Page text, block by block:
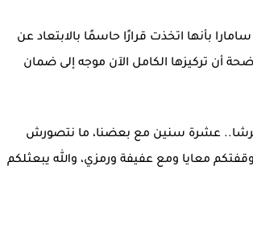
بأنها اتخذت قرارًا حاسمًا بالابتعاد عن
أن تركيزها الكامل الآن موجه إلى ضمان
برشا.. عشرة سنين مع بعضنا، ما نتصورش
معايا ومع عفيفة ورمزي، والله يبعثلكم